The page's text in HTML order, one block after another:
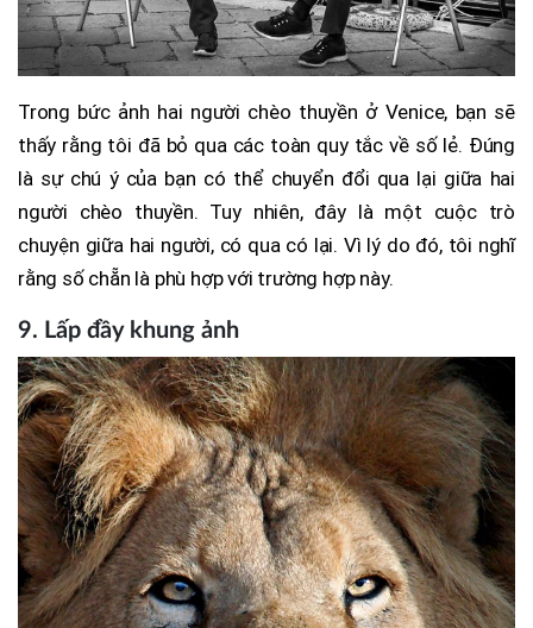
Trong bức ảnh hai người chèo thuyền ở Venice, bạn sẽ
thấy rằng tôi đã bỏ qua các toàn quy tắc về số lẻ. Đúng
là sự chú ý của bạn có thể chuyển đổi qua lại giữa hai
người chèo thuyền. Tuy nhiên, đây là một cuộc trò
chuyện giữa hai người, có qua có lại. Vì lý do đó, tôi nghĩ
rằng số chẵn là phù hợp với trường hợp này.
9. Lấp đầy khung ảnh